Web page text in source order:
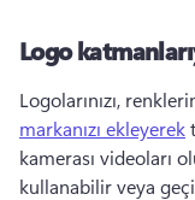
Logo
Logolarınızı,
markanızı ekleyerek
kamerası videoları
kullanabilir veya